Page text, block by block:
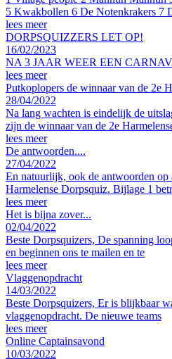
5 Kwakbollen 6 De Notenkrakers 7
lees meer
DORPSQUIZZERS LET OP!
16/02/2023
NA 3 JAAR WEER EEN
lees meer
Putkoplopers de winnaar van de 2e
28/04/2022
Na lang wachten is eindelijk de
zijn de winnaar van de 2e
lees meer
De antwoorden....
27/04/2022
En natuurlijk, ook de antwoorden op
Harmelense Dorpsquiz. Bijlage 1
lees meer
Het is bijna zover...
02/04/2022
Beste Dorpsquizers, De spanning
en beginnen ons te mailen en te
lees meer
Vlaggenopdracht
14/03/2022
Beste Dorpsquizers, Er is blijkbaar
vlaggenopdracht. De nieuwe teams
lees meer
Online Captainsavond
10/03/2022